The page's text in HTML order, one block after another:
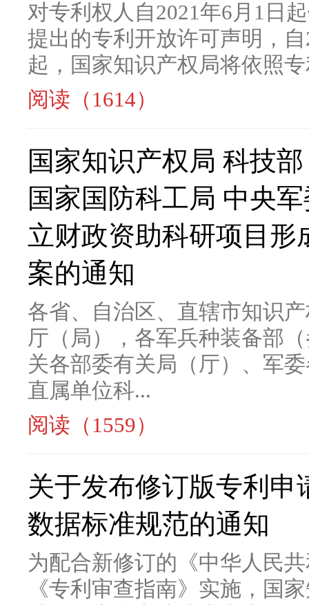
对专利权人自2021年6月1日
提出的专利开放许可声明，
起，国家知识产权局将依照
阅读（1614）
国家知识产权局 科技
国家国防科工局 中央
立财政资助科研项目
案的通知
各省、自治区、直辖市知识
厅（局），各军兵种装备部
关各部委有关局（厅）、军
直属单位科...
阅读（1559）
关于发布修订版专利
数据标准规范的通知
为配合新修订的《中华人民
《专利审查指南》实施，国